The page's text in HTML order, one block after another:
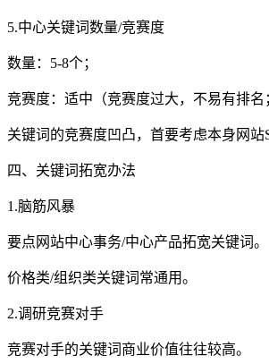
5.中心关键词数量/竞赛度
数量：5-8个；
竞赛度：适中（竞赛度过大，不易有排
关键词的竞赛度凹凸，首要考虑本身网
四、关键词拓宽办法
1.脑筋风暴
要点网站中心事务/中心产品拓宽关键词。
价格类/组织类关键词常通用。
2.调研竞赛对手
竞赛对手的关键词商业价值往往较高。